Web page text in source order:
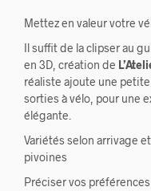
Mettez en valeur votre
Il suffit de la clipser au
en 3D, création de
réaliste ajoute une
sorties à vélo, pour une
élégante.
Variétés selon arrivage
pivoines
Préciser vos